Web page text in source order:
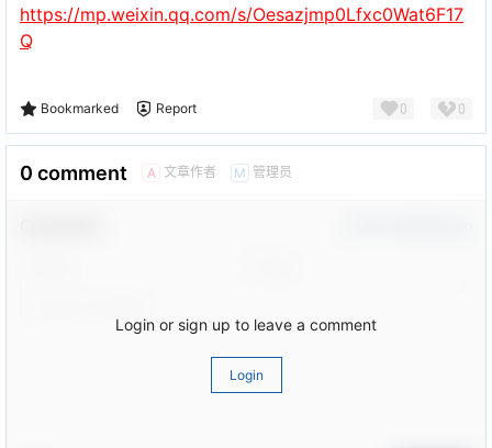
https://mp.weixin.qq.com/s/Oesazjmp0Lfxc0Wat6F17
Q
Bookmarked Report 0 0
0 comment A 文章作者 M 管理员
Login or sign up to leave a comment
Login